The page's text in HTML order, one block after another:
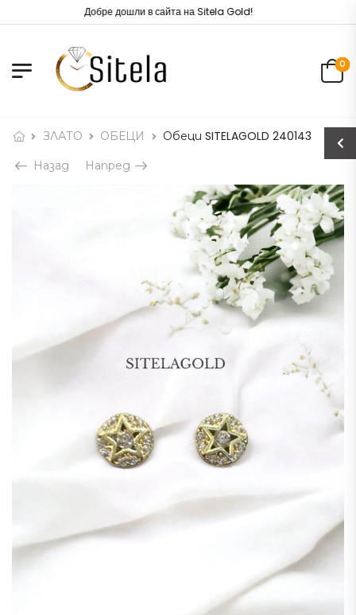
Добре дошли в сайта на Sitela Gold!
0
ЗЛАТО ОБЕЦИ Обеци SITELAGOLD 240143
Назад Напред